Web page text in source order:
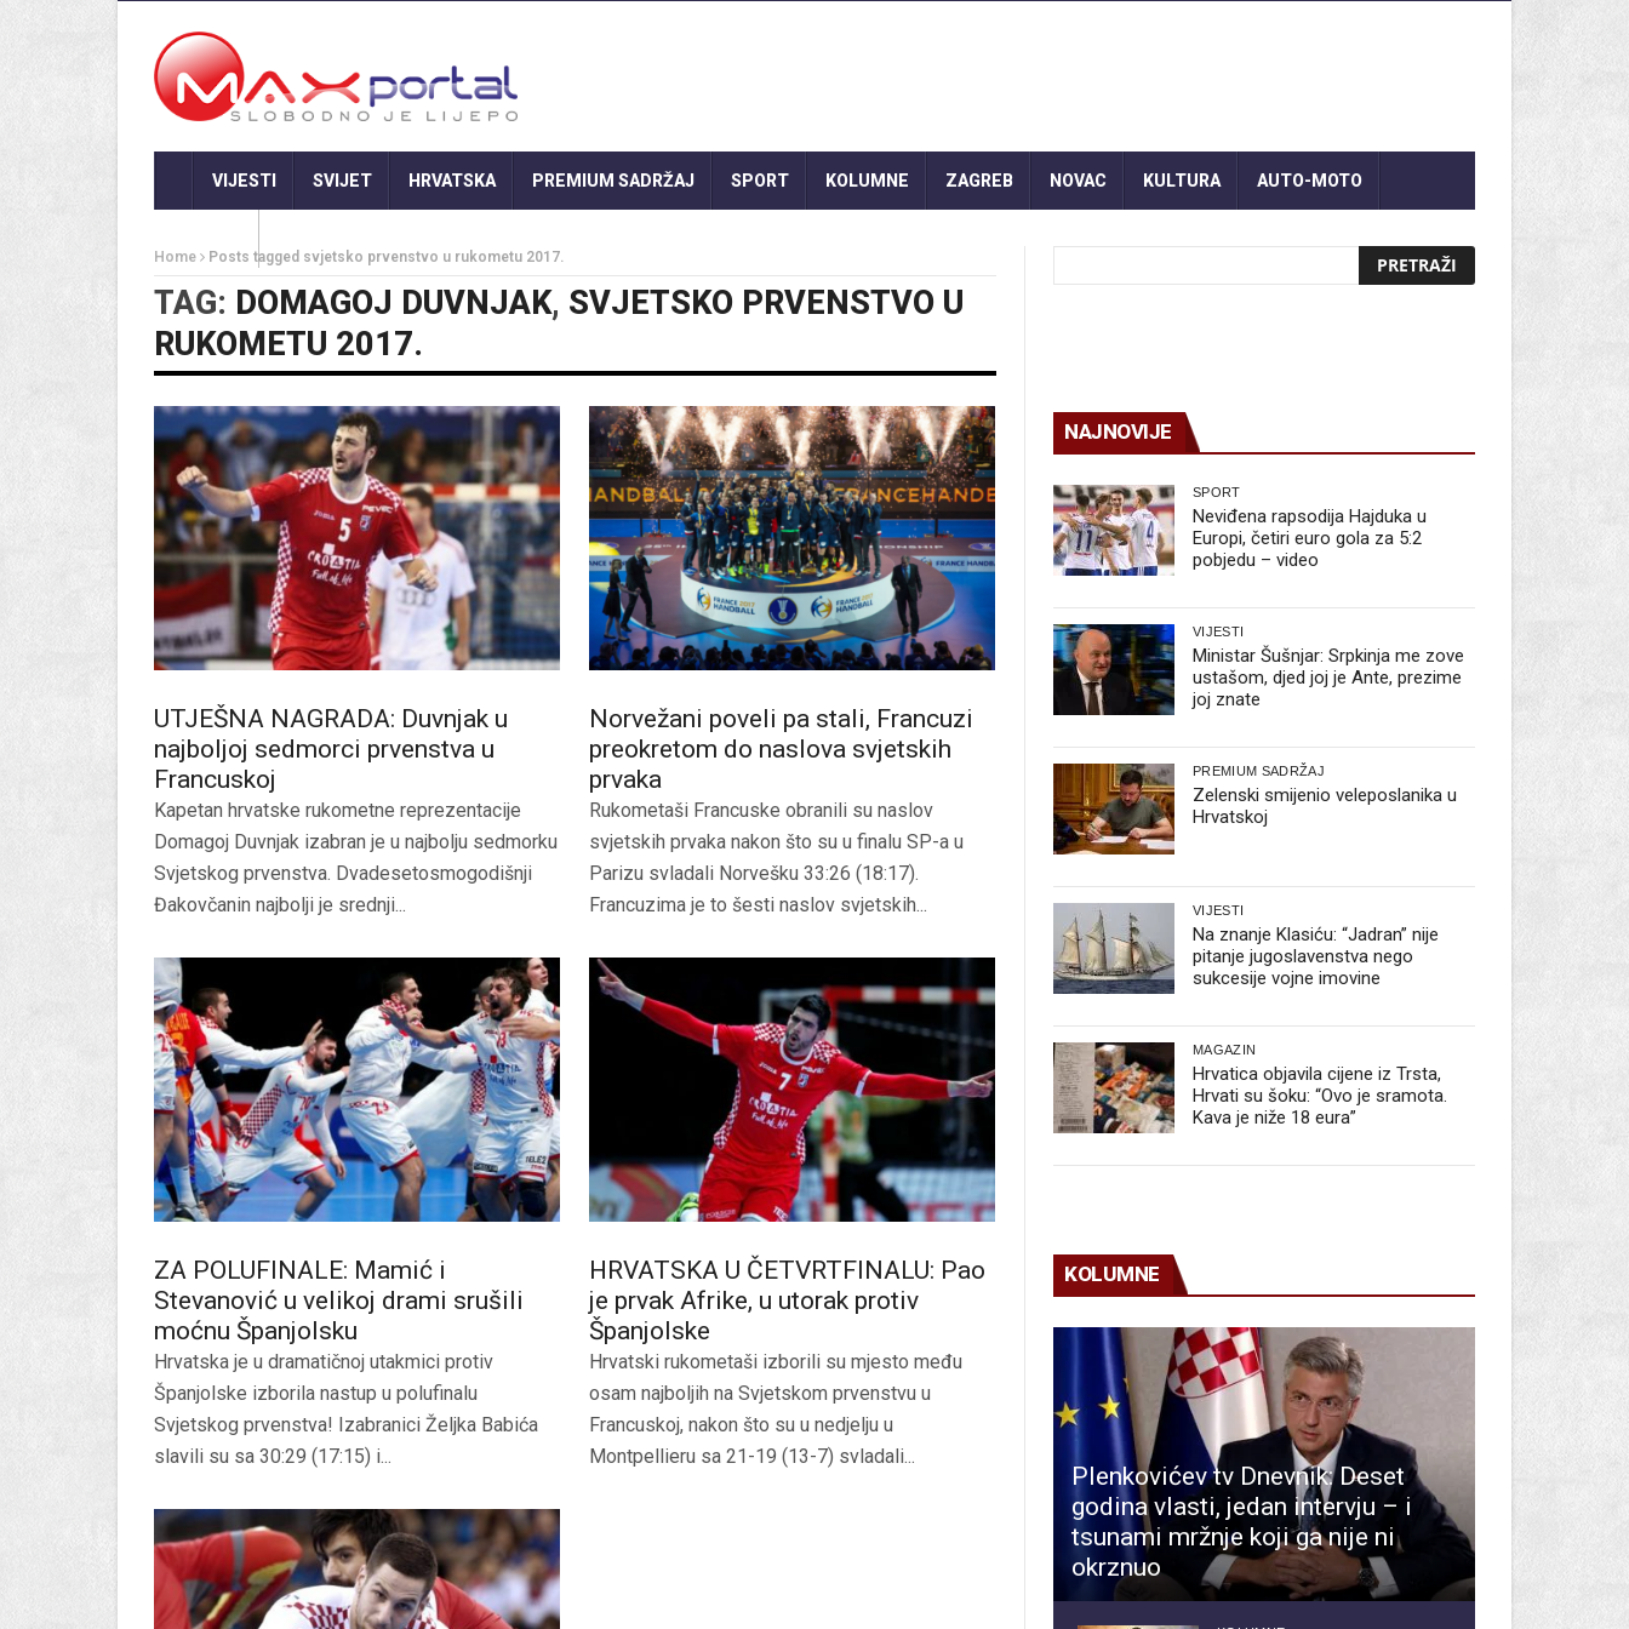
VIJESTI SVIJET HRVATSKA PREMIUM SADRŽAJ SPORT KOLUMNE ZAGREB NOVAC KULTURA AUTO-MOTO
Home Posts tagged svjetsko prvenstvo u rukometu 2017.
TAG: DOMAGOJ DUVNJAK, SVJETSKO PRVENSTVO U
RUKOMETU 2017.
UTJEŠNA NAGRADA: Duvnjak u
najboljoj sedmorci prvenstva u
Francuskoj
Kapetan hrvatske rukometne reprezentacije
Domagoj Duvnjak izabran je u najbolju sedmorku
Svjetskog prvenstva. Dvadesetosmogodišnji
Đakovčanin najbolji je srednji...
Norvežani poveli pa stali, Francuzi
preokretom do naslova svjetskih
prvaka
Rukometaši Francuske obranili su naslov
svjetskih prvaka nakon što su u finalu SP-a u
Parizu svladali Norvešku 33:26 (18:17).
Francuzima je to šesti naslov svjetskih...
ZA POLUFINALE: Mamić i
Stevanović u velikoj drami srušili
moćnu Španjolsku
Hrvatska je u dramatičnoj utakmici protiv
Španjolske izborila nastup u polufinalu
Svjetskog prvenstva! Izabranici Željka Babića
slavili su sa 30:29 (17:15) i...
HRVATSKA U ČETVRTFINALU: Pao
je prvak Afrike, u utorak protiv
Španjolske
Hrvatski rukometaši izborili su mjesto među
osam najboljih na Svjetskom prvenstvu u
Francuskoj, nakon što su u nedjelju u
Montpellieru sa 21-19 (13-7) svladali...
NAJNOVIJE
SPORT
Neviđena rapsodija Hajduka u
Europi, četiri euro gola za 5:2
pobjedu – video
VIJESTI
Ministar Šušnjar: Srpkinja me zove
ustašom, djed joj je Ante, prezime
joj znate
PREMIUM SADRŽAJ
Zelenski smijenio veleposlanika u
Hrvatskoj
VIJESTI
Na znanje Klasiću: “Jadran” nije
pitanje jugoslavenstva nego
sukcesije vojne imovine
MAGAZIN
Hrvatica objavila cijene iz Trsta,
Hrvati su šoku: “Ovo je sramota.
Kava je niže 18 eura”
KOLUMNE
Plenkovićev tv Dnevnik: Deset
godina vlasti, jedan intervju – i
tsunami mržnje koji ga nije ni
okrznuo